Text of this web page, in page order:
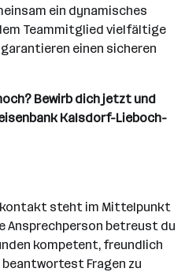
ein dynamisches
Teammitglied vielfältige
einen sicheren
Bewirb dich jetzt und
Kalsdorf-Lieboch-
steht im Mittelpunkt
Ansprechperson betreust du
kompetent, freundlich
Fragen zu